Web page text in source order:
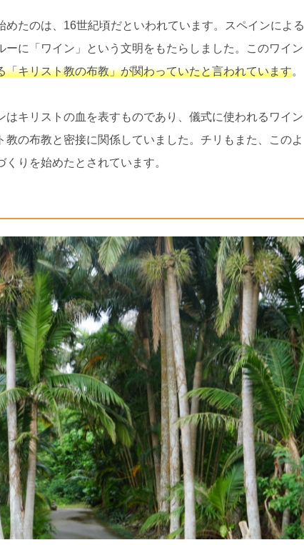
めたのは、16世紀頃だといわれています。スペインによる
ーに「ワイン」という文明をもたらしました。このワイン
「キリスト教の布教」が関わっていたと言われています。
はキリストの血を表すものであり、儀式に使われるワイン
教の布教と密接に関係していました。チリもまた、このよ
りを始めたとされています。